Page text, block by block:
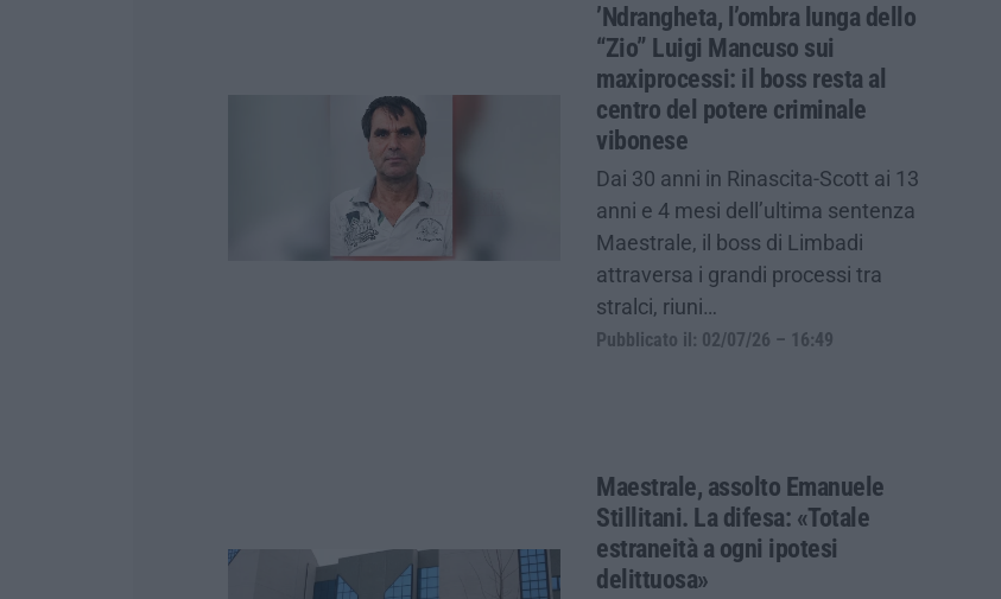
’Ndrangheta, l’ombra lunga dello
“Zio” Luigi Mancuso sui
maxiprocessi: il boss resta al
centro del potere criminale
vibonese
Dai 30 anni in Rinascita-Scott ai 13
anni e 4 mesi dell’ultima sentenza
Maestrale, il boss di Limbadi
attraversa i grandi processi tra
stralci, riuni…
Pubblicato il: 02/07/26 – 16:49
Maestrale, assolto Emanuele
Stillitani. La difesa: «Totale
estraneità a ogni ipotesi
delittuosa»